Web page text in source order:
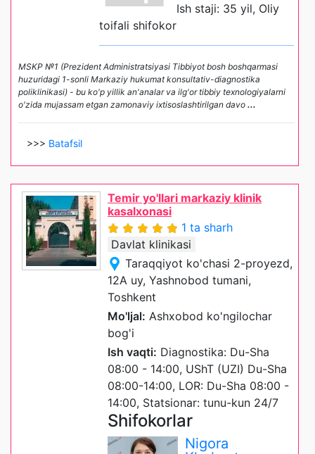
Ish staji: 35 yil, Oliy
toifali shifokor
MSKP №1 (Prezident Administratsiyasi Tibbiyot bosh boshqarmasi
huzuridagi 1-sonli Markaziy hukumat konsultativ-diagnostika
poliklinikasi) - bu ko'p yillik an'analar va ilg'or tibbiy texnologiyalarni
o'zida mujassam etgan zamonaviy ixtisoslashtirilgan davo ...
>>> Batafsil
Temir yo'llari markaziy klinik
kasalxonasi
1 ta sharh
Davlat klinikasi
Taraqqiyot ko'chasi 2-proyezd,
12A uy, Yashnobod tumani,
Toshkent
Mo'ljal: Ashxobod ko'ngilochar
bog'i
Ish vaqti: Diagnostika: Du-Sha
08:00 - 14:00, UShT (UZI) Du-Sha
08:00-14:00, LOR: Du-Sha 08:00 -
14:00, Statsionar: tunu-kun 24/7
Shifokorlar
Nigora